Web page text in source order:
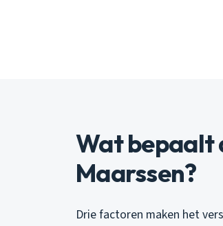
Wat bepaalt
Maarssen?
Drie factoren maken het